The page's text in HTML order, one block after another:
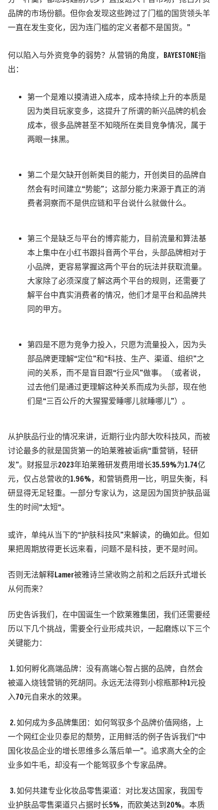
品牌的市场份额。但你会发现这些跨过了门槛的国货领头羊
一直在发生变化，因为连门槛的定义者都不是国货。”
何以陷入与外资竞争的弱势？从营销的角度，BAYESTONE指
出：
第一个是难以摸清进入成本，成本持续上升的本质是
因为类目玩家变多，这提升了所谓的新兴品牌的机会
成本，很多品牌甚至不知晓所在类目竞争情况，属于
两眼一抹黑。
第二个是欠缺开创新类目的能力，开创类目的品牌自
然会有时间建立“势能”；这部分能力来源于真正的消
费者洞察而不是供应链和平台说什么就做什么。
第三个是缺乏与平台的博弈能力，目前流量和算法基
本上集中在小红书跟抖音两个平台，头部品牌相对于
小品牌，更容易掌握这两个平台的玩法并获取流量。
大家除了必须深度了解这两个平台的规则，还需要了
解平台中真实消费者的情况，他们才是平台和品牌共
同的甲方。
第四是不愿为竞争力投入，只愿为流量投入，因为头
部品牌更理解“定位”和“科技、生产、渠道、组织”之
间的关系，而不是盲目跟“行业风”做事。（或者说，
过去他们是通过更理解这种关系而成为头部，现在他
们是“三百公斤的大猩猩爱睡哪儿就睡哪儿”）。
从护肤品行业的情况来讲，近期行业内部大吹科技风，而被
讨论最多的就是国货第一的珀莱雅被诟病“重营销，轻研
发”。财报显示2023年珀莱雅研发费用增长35.59%为1.74亿
元，仅占总营收的1.96%，和营销费用一比，明显失衡，科
研显得无足轻重。一部分专家认为，这是因为国货护肤品诞
生的时间“太短“。
或许，单纯从当下的“护肤科技风”来解读，的确如此。但如
果把周期放得更长远来看，问题不是科技，更不是时间。
否则无法解释Lamer被雅诗兰黛收购之前和之后跃升式增长
从何而来？
历史告诉我们，在中国诞生一个欧莱雅集团，我们还需要经
历以下几个挑战，需要全行业形成共识，一起磨炼以下三个
关键能力：
1. 如何孵化高端品牌：没有高端心智占据的品牌，自然会
被逼入烧钱营销的死胡同。永远无法得到小棕瓶那种1元投
入70元自来水的效果。
2.如何成为多品牌集团：如何驾驭多个品牌价值网络，上
一个网红企业贝泰尼的颓势，正用鲜活的例子告诉我们“中
国化妆品企业的增长思维多么落后单一”。追求高大全的企
业多如牛毛，却没有一个能驾驭多个专家品牌。
3.如何共建专业化妆品零售渠道：对比发达国家，我国专
业护肤品零售渠道只占据时长5%，而欧美达到20%。本质